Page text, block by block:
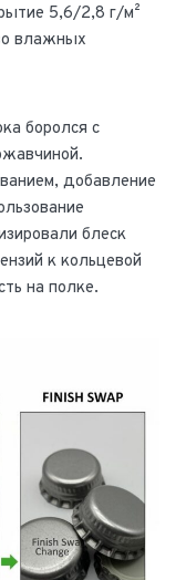
5,6/2,8 г/м²
влажных
боролся с
добавление
блеск
к кольцевой
на полке.